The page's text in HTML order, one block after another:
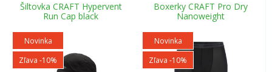
Šiltovka CRAFT Hypervent
Run Cap black
Novinka
Zľava -10%
Boxerky CRAFT Pro Dry
Nanoweight
Novinka
Zľava -10%